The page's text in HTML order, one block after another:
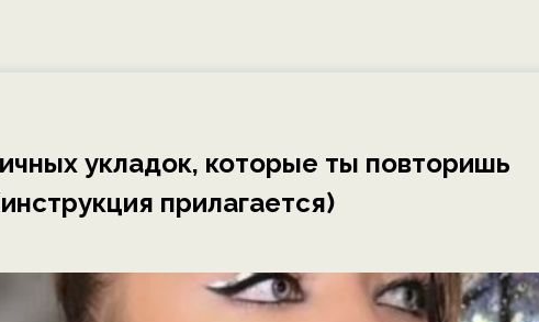
укладок, которые ты повторишь
прилагается)